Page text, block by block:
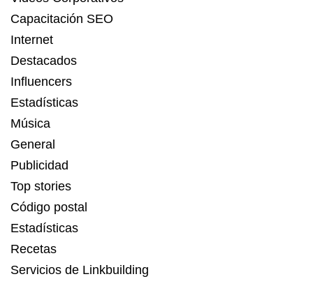
Capacitación SEO
Internet
Destacados
Influencers
Estadísticas
Música
General
Publicidad
Top stories
Código postal
Estadísticas
Recetas
Servicios de Linkbuilding